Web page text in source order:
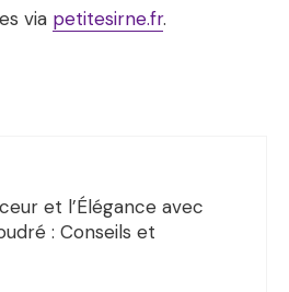
via petitesirne.fr.
et l’Élégance avec
: Conseils et